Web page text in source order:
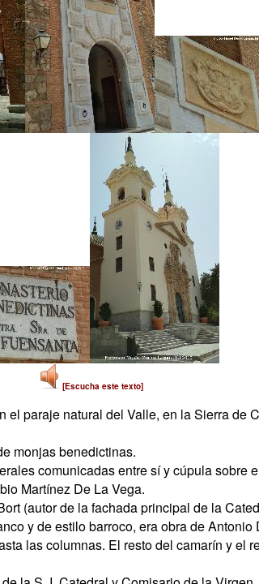
[Escucha este texto]
paraje natural del Valle, en la Sierra de
monjas benedictinas.
comunicadas entre sí y cúpula sobre
Martínez De La Vega.
(autor de la fachada principal de la
y de estilo barroco, era obra de
las columnas. El resto del camarín y el